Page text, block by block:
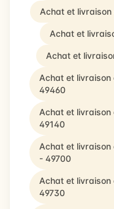
Achat et
Achat et
Achat et
Achat et livraison
49460
Achat et livraison
49140
Achat et livraison
- 49700
Achat et livraison
49730